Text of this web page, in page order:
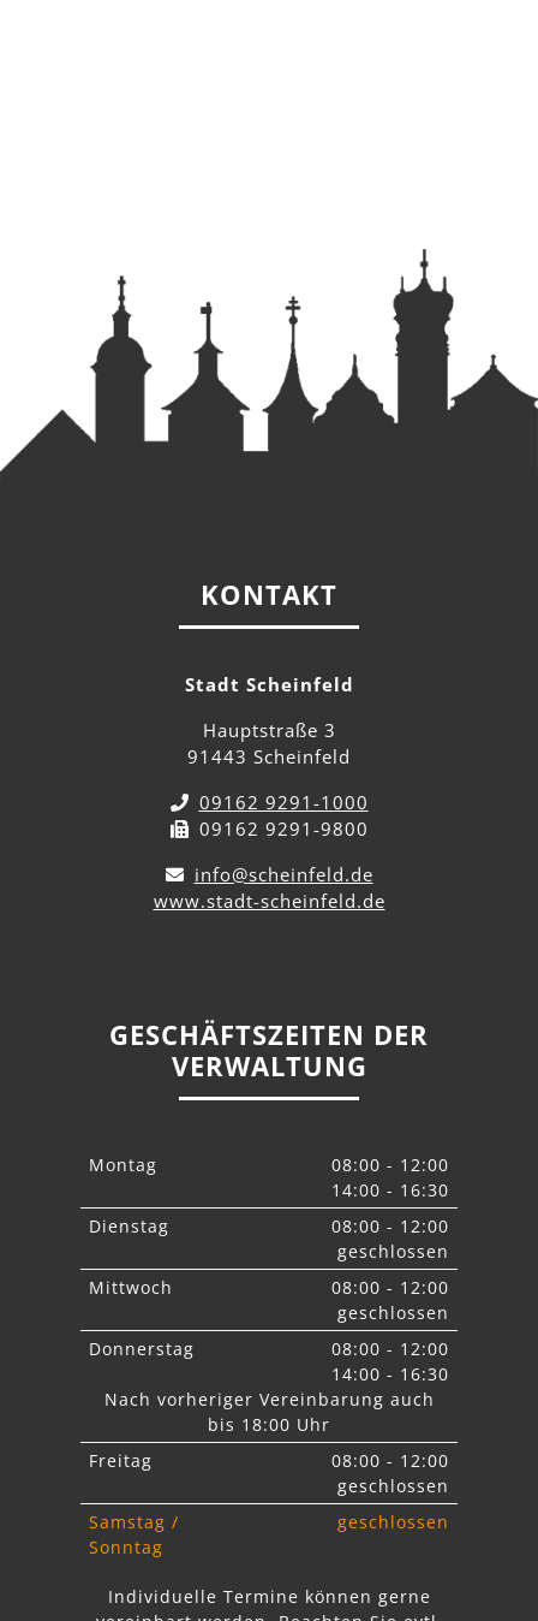
KONTAKT
Stadt Scheinfeld
Hauptstraße 3
91443 Scheinfeld
09162 9291-1000
09162 9291-9800
info@scheinfeld.de
www.stadt-scheinfeld.de
GESCHÄFTSZEITEN DER
VERWALTUNG
Montag
08:00 - 12:00
14:00 - 16:30
Dienstag
08:00 - 12:00
geschlossen
Mittwoch
08:00 - 12:00
geschlossen
Donnerstag
08:00 - 12:00
14:00 - 16:30
Nach vorheriger Vereinbarung auch
bis 18:00 Uhr
Freitag
08:00 - 12:00
geschlossen
Samstag /
Sonntag
geschlossen
Individuelle Termine können gerne